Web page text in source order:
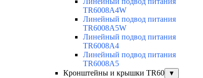
TR6008A4W
Линейный подвод питания
TR6008A5W
Линейный подвод питания
TR6008A4
Линейный подвод питания
TR6008A5
Кронштейны и крышки TR60
▼